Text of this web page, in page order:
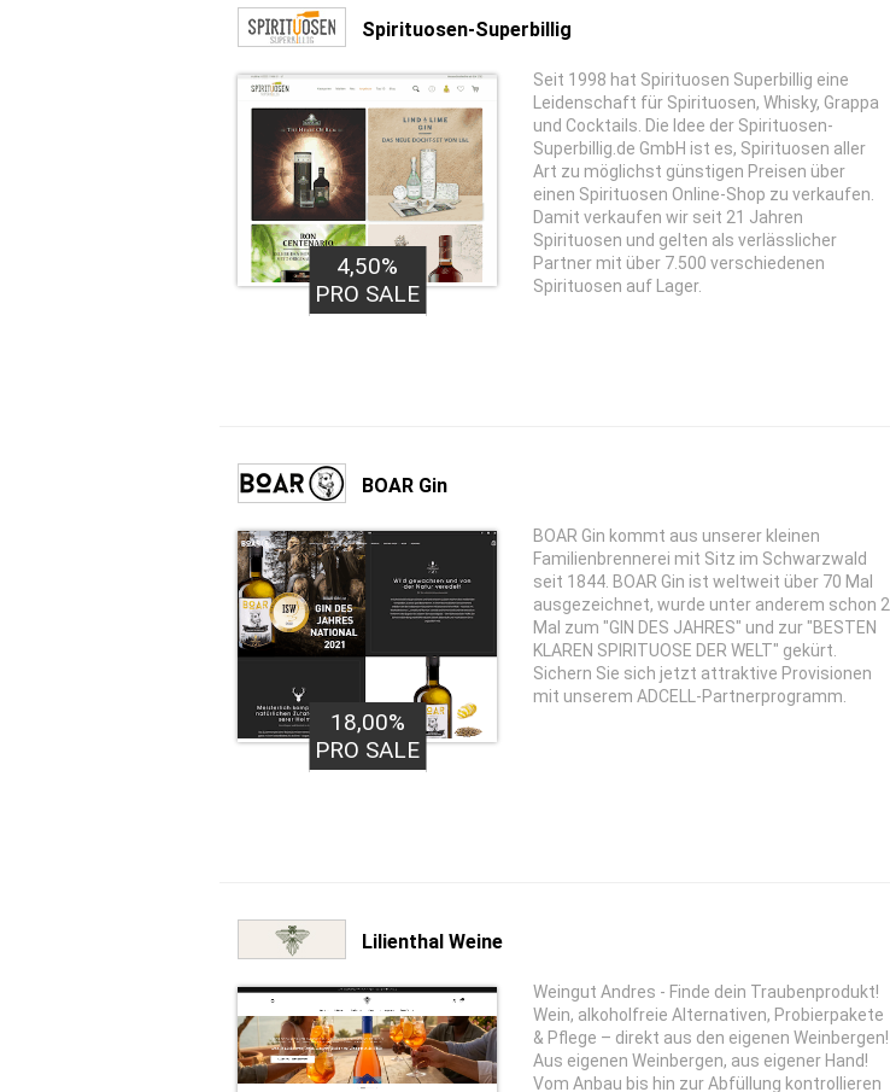
Spirituosen-Superbillig
4,50%
PRO SALE
Seit 1998 hat Spirituosen Superbillig eine
Leidenschaft für Spirituosen, Whisky, Grappa
und Cocktails. Die Idee der Spirituosen-
Superbillig.de GmbH ist es, Spirituosen aller
Art zu möglichst günstigen Preisen über
einen Spirituosen Online-Shop zu verkaufen.
Damit verkaufen wir seit 21 Jahren
Spirituosen und gelten als verlässlicher
Partner mit über 7.500 verschiedenen
Spirituosen auf Lager.
BOAR Gin
18,00%
PRO SALE
BOAR Gin kommt aus unserer kleinen
Familienbrennerei mit Sitz im Schwarzwald
seit 1844. BOAR Gin ist weltweit über 70 Mal
ausgezeichnet, wurde unter anderem schon 2
Mal zum "GIN DES JAHRES" und zur "BESTEN
KLAREN SPIRITUOSE DER WELT" gekürt.
Sichern Sie sich jetzt attraktive Provisionen
mit unserem ADCELL-Partnerprogramm.
Lilienthal Weine
Weingut Andres - Finde dein Traubenprodukt!
Wein, alkoholfreie Alternativen, Probierpakete
& Pflege – direkt aus den eigenen Weinbergen!
Aus eigenen Weinbergen, aus eigener Hand!
Vom Anbau bis hin zur Abfüllung kontrollieren